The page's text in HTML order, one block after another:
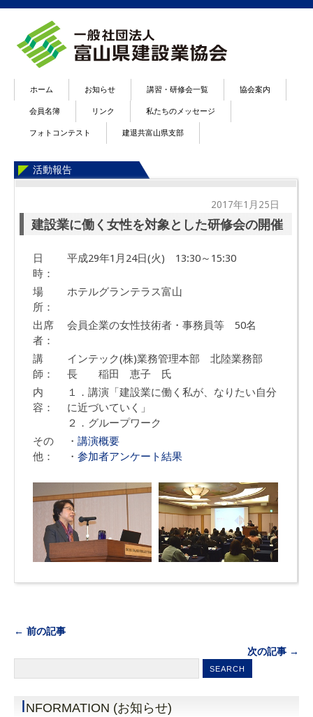
ホーム お知らせ 講習・研修会一覧 協会案内
会員名簿 リンク 私たちのメッセージ
フォトコンテスト 建退共富山県支部
活動報告
2017年1月25日
建設業に働く女性を対象とした研修会の開催
日
時：
平成29年1月24日(火) 13:30～15:30
場
所：
ホテルグランテラス富山
出席
者：
会員企業の女性技術者・事務員等 50名
講
師：
インテック(株)業務管理本部 北陸業務部
長 稲田 恵子 氏
内
容：
１．講演「建設業に働く私が、なりたい自分
に近づいていく」
２．グループワーク
その
他：
・講演概要
・参加者アンケート結果
← 前の記事
次の記事 →
INFORMATION (お知らせ)